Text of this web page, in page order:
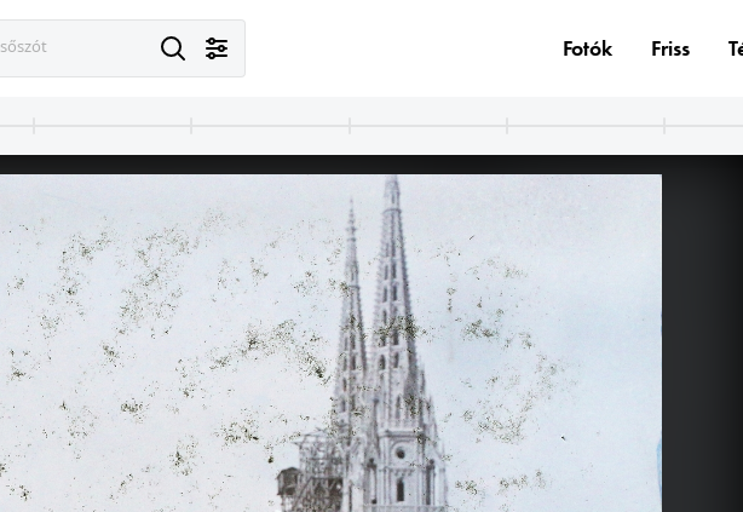
attasé.
1900 · Patvaróc
Jeszenszky-major.
1900 · Patvaróc
Neÿ, Jeszenszky, Rexa, Dohnányi család tagjai.
1900 ·
piknikező társaság a város
Fotók Friss